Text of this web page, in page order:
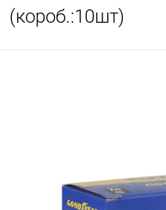
(короб.:10шт)